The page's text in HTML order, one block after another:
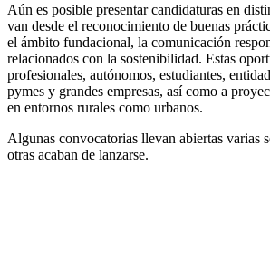
Aún es posible presentar candidaturas en
van desde el reconocimiento de buenas
el ámbito fundacional, la comunicación
relacionados con la sostenibilidad. Estas
profesionales, autónomos, estudiantes,
pymes y grandes empresas, así como a
en entornos rurales como urbanos.
Algunas convocatorias llevan abiertas varias
otras acaban de lanzarse.